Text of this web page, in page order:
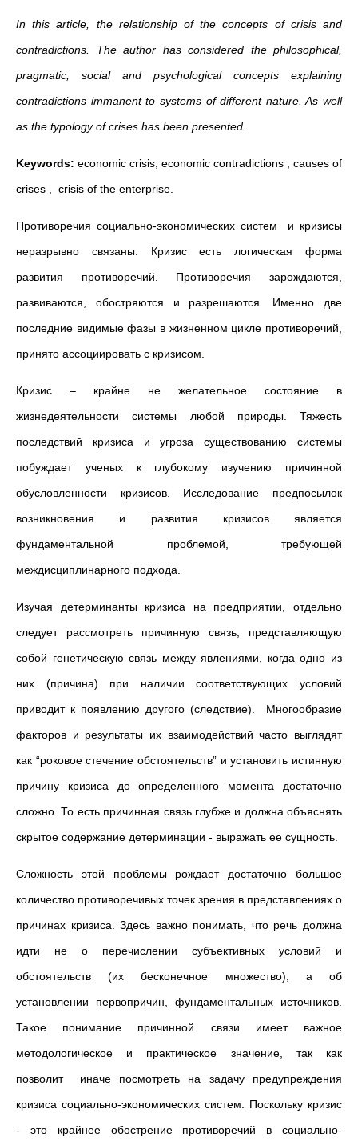
In this article, the relationship of the concepts of crisis and
contradictions. The author has considered the philosophical,
pragmatic, social and psychological concepts explaining
contradictions immanent to systems of different nature.As well
as the typology of crises has been presented.
Keywords: economic crisis; economic contradictions , causes of
crises , crisis of the enterprise.
Противоречия социально-экономических систем и кризисы
неразрывно связаны. Кризис есть логическая форма
развития противоречий. Противоречия зарождаются,
развиваются, обостряются и разрешаются. Именно две
последние видимые фазы в жизненном цикле противоречий,
принято ассоциировать с кризисом.
Кризис – крайне не желательное состояние в
жизнедеятельности системы любой природы. Тяжесть
последствий кризиса и угроза существованию системы
побуждает ученых к глубокому изучению причинной
обусловленности кризисов. Исследование предпосылок
возникновения и развития кризисов является
фундаментальной проблемой, требующей
междисциплинарного подхода.
Изучая детерминанты кризиса на предприятии, отдельно
следует рассмотреть причинную связь, представляющую
собой генетическую связь между явлениями, когда одно из
них (причина) при наличии соответствующих условий
приводит к появлению другого (следствие). Многообразие
факторов и результаты их взаимодействий часто выглядят
как “роковое стечение обстоятельств” и установить истинную
причину кризиса до определенного момента достаточно
сложно. То есть причинная связь глубже и должна объяснять
скрытое содержание детерминации - выражать ее сущность.
Сложность этой проблемы рождает достаточно большое
количество противоречивых точек зрения в представлениях о
причинах кризиса. Здесь важно понимать, что речь должна
идти не о перечислении субъективных условий и
обстоятельств (их бесконечное множество), а об
установлении первопричин, фундаментальных источников.
Такое понимание причинной связи имеет важное
методологическое и практическое значение, так как
позволит иначе посмотреть на задачу предупреждения
кризиса социально-экономических систем. Поскольку кризис
- это крайнее обострение противоречий в социально-